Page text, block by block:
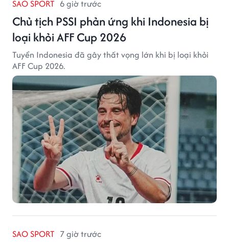
SAO SPORT 6 giờ trước
Chủ tịch PSSI phản ứng khi Indonesia bị
loại khỏi AFF Cup 2026
Tuyển Indonesia đã gây thất vọng lớn khi bị loại khỏi
AFF Cup 2026.
SAO SPORT 7 giờ trước